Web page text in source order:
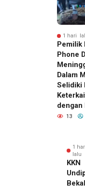
1 hari
Pemilik
Phone
Dalam
Selidiki
dengan
13
1
lalu
KKN